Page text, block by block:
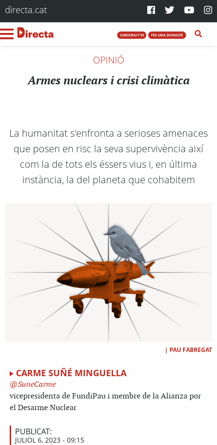
directa.cat
SUBSCRIU-T'HI FES UNA DONACIÓ
OPINIÓ
Armes nuclears i crisi climàtica
La humanitat s'enfronta a serioses amenaces
que posen en risc la seva supervivència així
com la de tots els éssers vius i, en última
instància, la del planeta que cohabitem
| PAU FABREGAT
CARME SUÑÉ MINGUELLA
SuneCarme
vicepresidenta de FundiPau i membre de la Alianza por
el Desarme Nuclear
PUBLICAT:
JULIOL 6, 2023 - 09:15